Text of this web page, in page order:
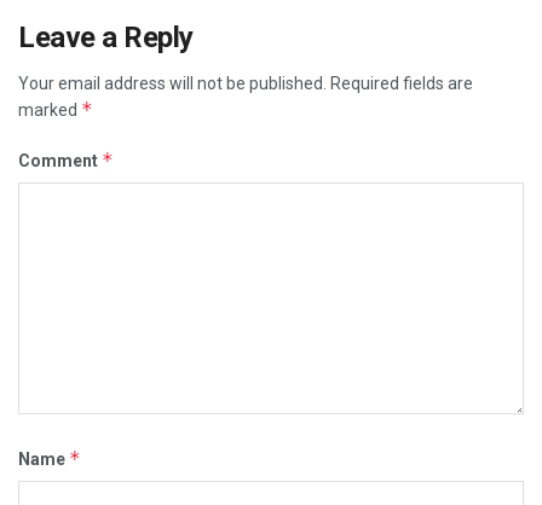
Leave a Reply
Your email address will not be published.
Required fields are
marked *
Comment *
Name *